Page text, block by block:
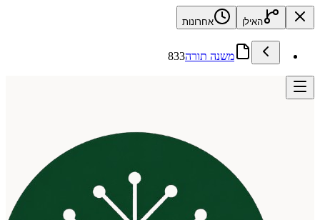
האילן אחרונות
משנה תורה833